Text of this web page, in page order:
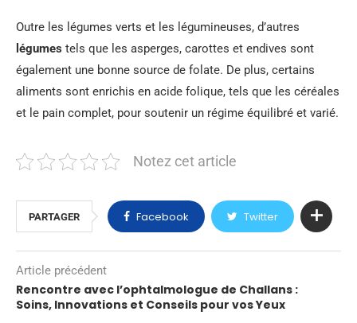
Outre les légumes verts et les légumineuses, d’autres
légumes tels que les asperges, carottes et endives sont
également une bonne source de folate. De plus, certains
aliments sont enrichis en acide folique, tels que les céréales
et le pain complet, pour soutenir un régime équilibré et varié.
Notez cet article
PARTAGER Facebook Twitter
Article précédent
Rencontre avec l’ophtalmologue de Challans :
Soins, Innovations et Conseils pour vos Yeux